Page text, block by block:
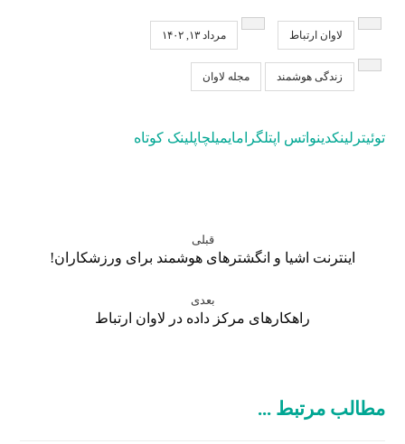
لاوان ارتباط مرداد ۱۳, ۱۴۰۲
زندگی هوشمند مجله لاوان
توئیتر لینکدینواتس اپتلگرامایمیلچاپلینک کوتاه
قبلی
اینترنت اشیا و انگشترهای هوشمند برای ورزشکاران!
بعدی
راهکارهای مرکز داده در لاوان ارتباط
مطالب مرتبط ...